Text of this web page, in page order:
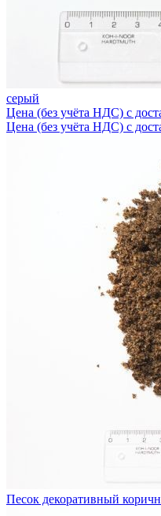
серый
Цена (без учёта НДС) с
Цена (без учёта НДС) с
Песок декоративный